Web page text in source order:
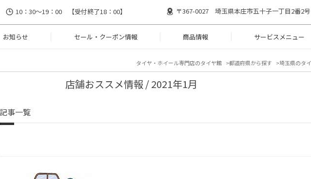
10：30～19：00 【受付終了18：00】 〒367-0027 埼玉県本庄市五十子一丁目2番2号
お知らせ セール・クーポン情報 商品情報 サービスメニュー
タイヤ・ホイール専門店のタイヤ館 都道府県から探す 埼玉県のタ
店舗おススメ情報 / 2021年1月
記事一覧